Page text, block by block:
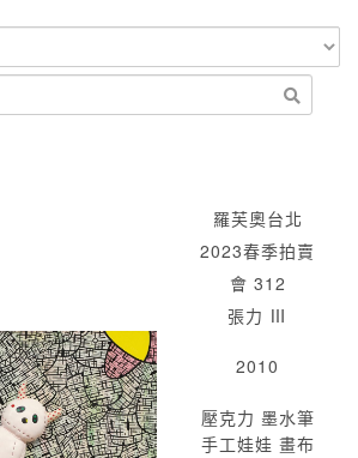
羅芙奧台北
2023春季拍賣
會 312
張力 Ⅲ
2010
壓克力 墨水筆
手工娃娃 畫布